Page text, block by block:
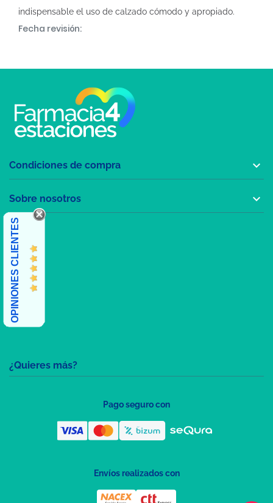
indispensable el uso de calzado cómodo y apropiado.
Fecha revisión:
¿Quieres más?
Condiciones de compra 
Sobre nosotros 
OPINIONES CLIENTES
Pago seguro con
Envíos realizados con